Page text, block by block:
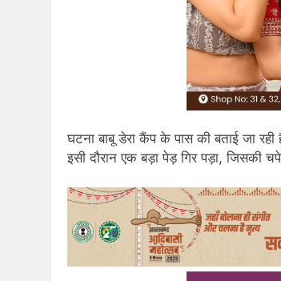
घटना बाबू डेरा कैंप के पास की बताई जा
इसी दौरान एक बड़ा पेड़ गिर पड़ा, जिसकी